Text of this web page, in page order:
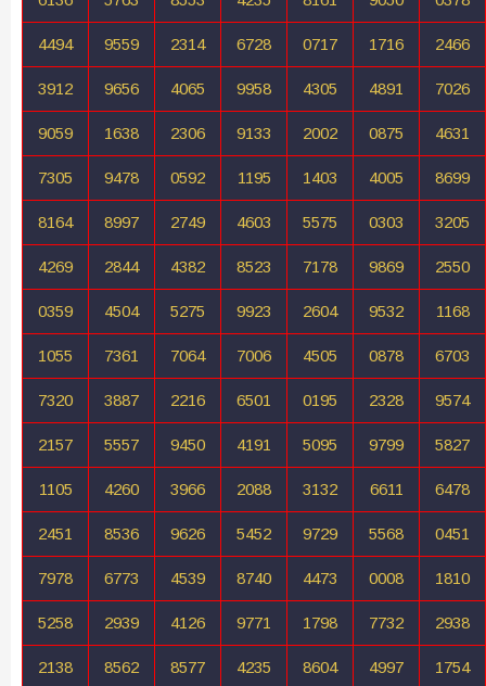
4494 9559 2314 6728 0717 1716 2466
3912 9656 4065 9958 4305 4891 7026
9059 1638 2306 9133 2002 0875 4631
7305 9478 0592 1195 1403 4005 8699
8164 8997 2749 4603 5575 0303 3205
4269 2844 4382 8523 7178 9869 2550
0359 4504 5275 9923 2604 9532 1168
1055 7361 7064 7006 4505 0878 6703
7320 3887 2216 6501 0195 2328 9574
2157 5557 9450 4191 5095 9799 5827
1105 4260 3966 2088 3132 6611 6478
2451 8536 9626 5452 9729 5568 0451
7978 6773 4539 8740 4473 0008 1810
5258 2939 4126 9771 1798 7732 2938
2138 8562 8577 4235 8604 4997 1754